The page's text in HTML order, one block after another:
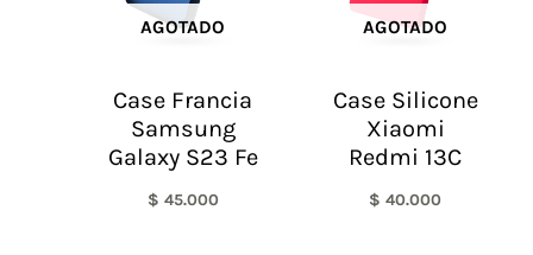
AGOTADO
Case Francia
Samsung
Galaxy S23 Fe
$ 45.000
AGOTADO
Case Silicone
Xiaomi
Redmi 13C
$ 40.000